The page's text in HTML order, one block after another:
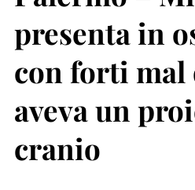
presenta in
con forti mal
aveva un
cranio